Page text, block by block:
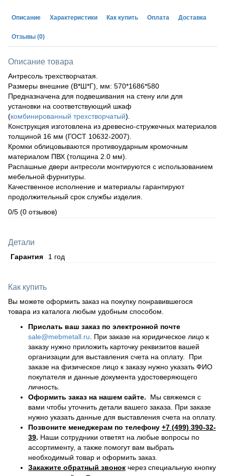
Описание Характеристики Как купить Оплата Доставка
Отзывы (0)
Описание товара
Антресоль трехстворчатая.
Размеры внешние (В*Ш*Г), мм: 570*1686*580
Предназначена для подвешивания на стену или для
установки на соответствующий шкаф
(комбинированный трехстворчатый).
Конструкция изготовлена из древесно-стружечных материалов
толщиной 16 мм (ГОСТ 10632-2007).
Кромки облицовываются противоударным кромочным
материалом ПВХ (толщина 2.0 мм).
Распашные двери антресоли монтируются с использованием
мебельной фурнитуры.
Качественное исполнение и материалы гарантируют
продолжительный срок службы изделия.
0/5 (0 отзывов)
Детали
Гарантия 1 год
Как купить
Вы можете оформить заказ на покупку понравившегося
товара из каталога любым удобным способом.
Прислать ваш заказ по электронной почте
sale@mebmetall.ru . При заказе на юридическое лицо к
заказу нужно приложить карточку реквизитов вашей
организации для выставления счета на оплату. При
заказе на физическое лицо к заказу нужно указать ФИО
покупателя и данные документа удостоверяющего
личность.
Оформить заказ на нашем сайте. Мы свяжемся с
вами чтобы уточнить детали вашего заказа. При заказе
нужно указать данные для выставления счета на оплату.
Позвоните менеджерам по телефону +7 (499) 390-32-
39. Наши сотрудники ответят на любые вопросы по
ассортименту, а также помогут вам выбрать
необходимый товар и оформить заказ.
Закажите обратный звонок через специальную кнопку